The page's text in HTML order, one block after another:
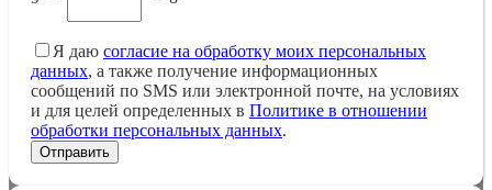
Я даю согласие на обработку моих персональных
данных, а также получение информационных
сообщений по SMS или электронной почте, на условиях
и для целей определенных в Политике в отношении
обработки персональных данных.